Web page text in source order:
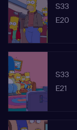
S33
E20
S33
E21